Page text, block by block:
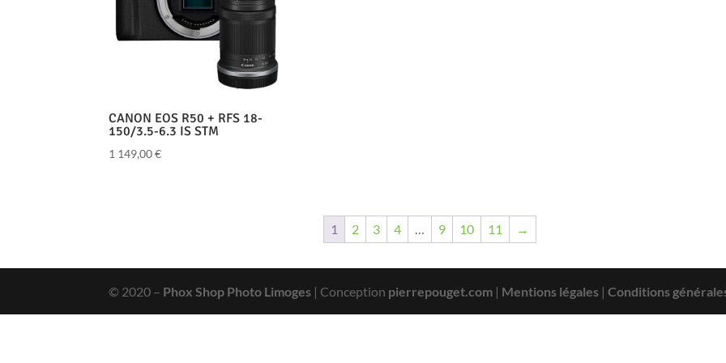
CANON EOS R50 + RFS 18-
150/3.5-6.3 IS STM
1 149,00€
1 2 3 4 … 9 10 11 →
© 2020 – Phox Shop Photo Limoges | Conception pierrepouget.com | Mentions légales |Conditions